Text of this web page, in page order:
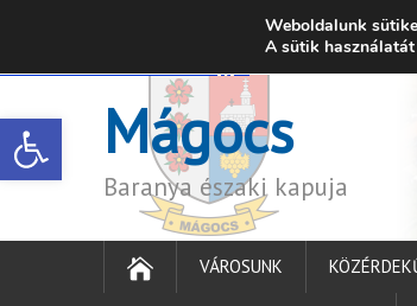
Open toolbar
7342 Mágocs, Szabadság utca 39.
Mágocs
Baranya északi kapuja
VÁROSUNK
Weboldalunk
A sütik